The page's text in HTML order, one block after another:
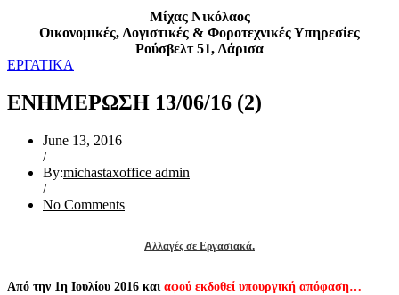
Μίχας Νικόλαος
Οικονομικές, Λογιστικές & Φοροτεχνικές Υπηρεσίες
Ρούσβελτ 51, Λάρισα
ΕΡΓΑΤΙΚΑ
ΕΝΗΜΕΡΩΣΗ 13/06/16 (2)
June 13, 2016
/
By:michastaxoffice admin
/
No Comments
Αλλαγές σε Εργασιακά.
Από την 1η Ιουλίου 2016 και αφού εκδοθεί υπουργική απόφαση…